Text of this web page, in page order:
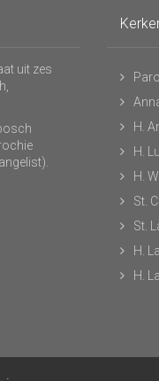
uit zes
H.
H.
H.
St.
St.
H.
H.